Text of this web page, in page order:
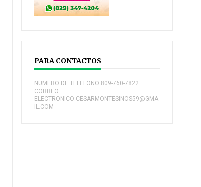
PARA CONTACTOS
NUMERO DE TELEFONO:809-760-7822
CORREO
ELECTRONICO:CESARMONTESINOS59@GMA
IL.COM